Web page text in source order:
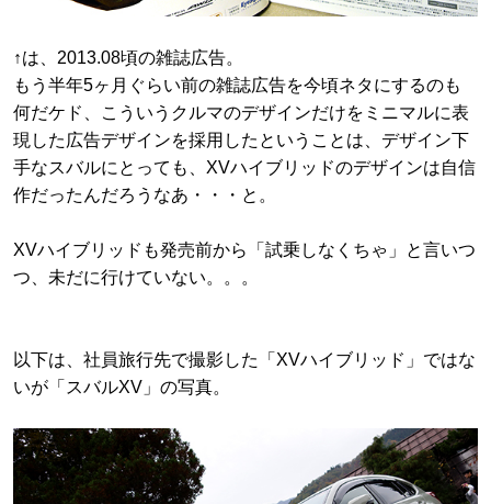
↑は、2013.08頃の雑誌広告。
もう半年5ヶ月ぐらい前の雑誌広告を今頃ネタにするのも
何だケド、こういうクルマのデザインだけをミニマルに表
現した広告デザインを採用したということは、デザイン下
手なスバルにとっても、XVハイブリッドのデザインは自信
作だったんだろうなあ・・・と。
XVハイブリッドも発売前から「試乗しなくちゃ」と言いつ
つ、未だに行けていない。。。
以下は、社員旅行先で撮影した「XVハイブリッド」ではな
いが「スバルXV」の写真。